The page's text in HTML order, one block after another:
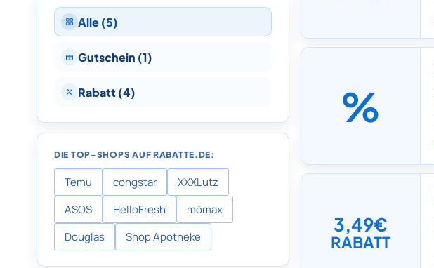
Alle (5)
Gutschein (1)
Rabatt (4)
DIE TOP-SHOPS AUF RABATTE.DE:
Temu congstar
XXXLutz
ASOS
HelloFresh
mömax
Douglas
Shop Apotheke
%
3,49€
RABATT